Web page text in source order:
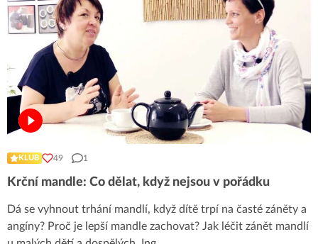
KLUB 49 1
Krční mandle: Co dělat, když nejsou v pořádku
Dá se vyhnout trhání mandlí, když dítě trpí na časté záněty a
angíny? Proč je lepší mandle zachovat? Jak léčit zánět mandlí